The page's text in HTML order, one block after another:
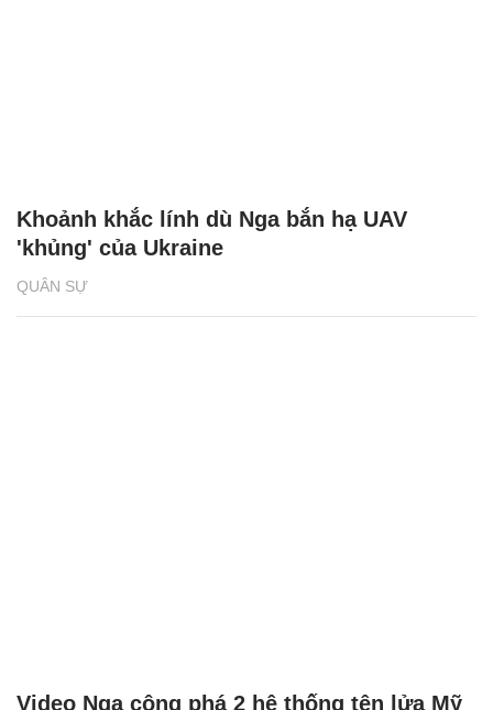
QUÂN SỰ
Khoảnh khắc lính dù Nga bắn hạ UAV
'khủng' của Ukraine
Video Nga công phá 2 hệ thống tên lửa Mỹ